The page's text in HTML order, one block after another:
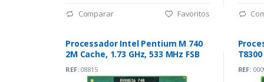
Comparar Favoritos
Processador Intel Pentium M 740
2M Cache, 1.73 GHz, 533 MHz FSB
REF:08815 REF: